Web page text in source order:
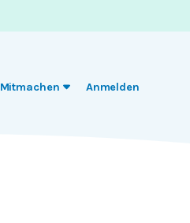
Mitmachen Anmelden